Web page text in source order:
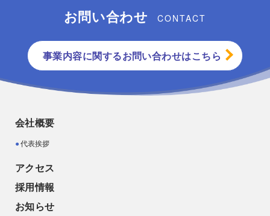
お問い合わせ CONTACT
事業内容に関するお問い合わせはこちら
会社概要
代表挨拶
アクセス
採用情報
お知らせ